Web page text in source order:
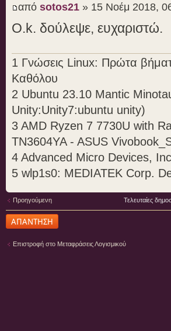
από sotos21 » 15 Νοέμ 2018,
O.k. δούλεψε, ευχαριστώ.
1 Γνώσεις Linux: Πρώτα
Καθόλου
2 Ubuntu 23.10 Mantic
Unity:Unity7:ubuntu unity)
3 AMD Ryzen 7 7730U with
TN3604YA - ASUS
4 Advanced Micro Devices,
5 wlp1s0: MEDIATEK Corp.
Προηγούμενη Τελευταίες
Δημιουργία
απάντησης
Επιστροφή στο Μεταφράσεις Λογισμικού